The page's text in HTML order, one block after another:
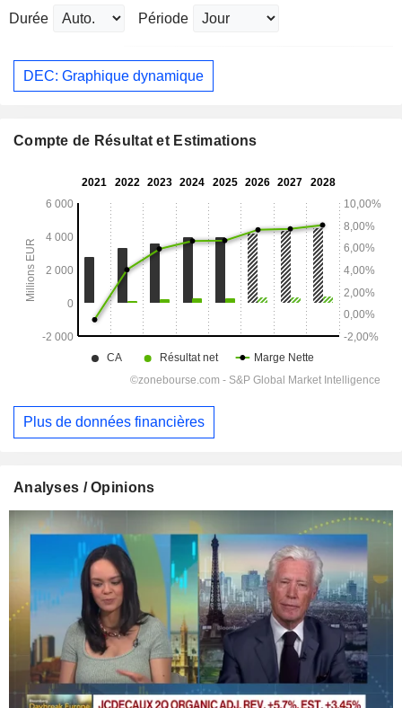
Durée Période
DEC: Graphique dynamique
Compte de Résultat et Estimations
Plus de données financières
Analyses / Opinions